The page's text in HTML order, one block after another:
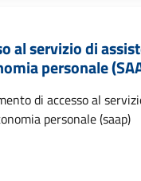
al servizio di
personale
di accesso al
personale (saap)